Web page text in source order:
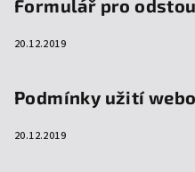
Formulář pro
20.12.2019
Podmínky užití
20.12.2019